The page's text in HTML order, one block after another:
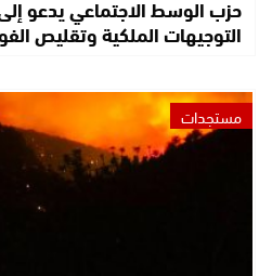
حزب الوسط الاجتماعي يدعو
التوجيهات الملكية وتقليص
مستجدات